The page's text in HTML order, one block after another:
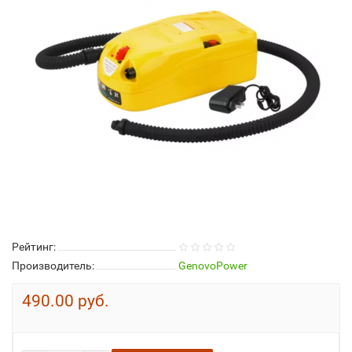
Рейтинг:
Производитель:
GenovoPower
490.00 руб.